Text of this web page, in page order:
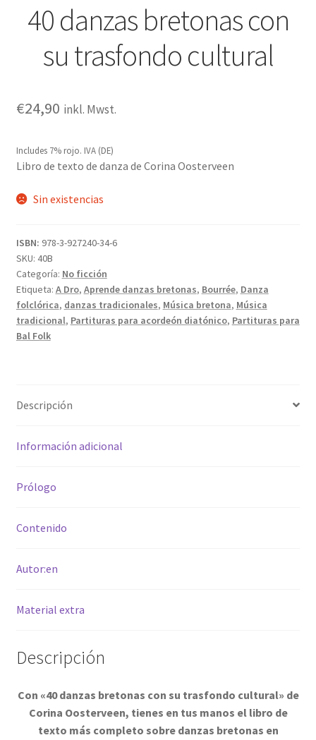
40 danzas bretonas con
su trasfondo cultural
€24,90 inkl. Mwst.
Includes 7% rojo. IVA (DE)
Libro de texto de danza de Corina Oosterveen
Sin existencias
ISBN: 978-3-927240-34-6
SKU: 40B
Categoría: No ficción
Etiqueta: A Dro, Aprende danzas bretonas, Bourrée, Danza
folclórica, danzas tradicionales, Música bretona, Música
tradicional, Partituras para acordeón diatónico, Partituras para
Bal Folk
Descripción
Información adicional
Prólogo
Contenido
Autor:en
Material extra
Descripción
Con «40 danzas bretonas con su trasfondo cultural» de
Corina Oosterveen, tienes en tus manos el libro de
texto más completo sobre danzas bretonas en